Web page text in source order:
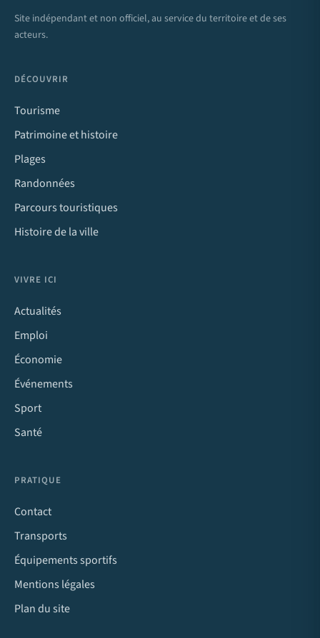
Site indépendant et non officiel, au service du territoire et de ses
acteurs.
DÉCOUVRIR
Tourisme
Patrimoine et histoire
Plages
Randonnées
Parcours touristiques
Histoire de la ville
VIVRE ICI
Actualités
Emploi
Économie
Événements
Sport
Santé
PRATIQUE
Contact
Transports
Équipements sportifs
Mentions légales
Plan du site